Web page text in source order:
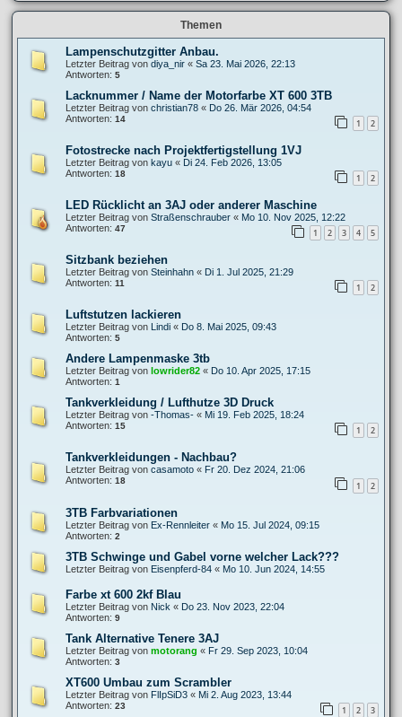
Themen
Lampenschutzgitter Anbau.
Letzter Beitrag von diya_nir « Sa 23. Mai 2026, 22:13
Antworten: 5
Lacknummer / Name der Motorfarbe XT 600 3TB
Letzter Beitrag von christian78 « Do 26. Mär 2026, 04:54
Antworten: 14 1 2
Fotostrecke nach Projektfertigstellung 1VJ
Letzter Beitrag von kayu « Di 24. Feb 2026, 13:05
Antworten: 18 1 2
LED Rücklicht an 3AJ oder anderer Maschine
Letzter Beitrag von Straßenschrauber « Mo 10. Nov 2025, 12:22
Antworten: 47 1 2 3 4 5
Sitzbank beziehen
Letzter Beitrag von Steinhahn « Di 1. Jul 2025, 21:29
Antworten: 11 1 2
Luftstutzen lackieren
Letzter Beitrag von Lindi « Do 8. Mai 2025, 09:43
Antworten: 5
Andere Lampenmaske 3tb
Letzter Beitrag von lowrider82 « Do 10. Apr 2025, 17:15
Antworten: 1
Tankverkleidung / Lufthutze 3D Druck
Letzter Beitrag von -Thomas- « Mi 19. Feb 2025, 18:24
Antworten: 15 1 2
Tankverkleidungen - Nachbau?
Letzter Beitrag von casamoto « Fr 20. Dez 2024, 21:06
Antworten: 18 1 2
3TB Farbvariationen
Letzter Beitrag von Ex-Rennleiter « Mo 15. Jul 2024, 09:15
Antworten: 2
3TB Schwinge und Gabel vorne welcher Lack???
Letzter Beitrag von Eisenpferd-84 « Mo 10. Jun 2024, 14:55
Farbe xt 600 2kf Blau
Letzter Beitrag von Nick « Do 23. Nov 2023, 22:04
Antworten: 9
Tank Alternative Tenere 3AJ
Letzter Beitrag von motorang « Fr 29. Sep 2023, 10:04
Antworten: 3
XT600 Umbau zum Scrambler
Letzter Beitrag von FlIpSiD3 « Mi 2. Aug 2023, 13:44
Antworten: 23 1 2 3